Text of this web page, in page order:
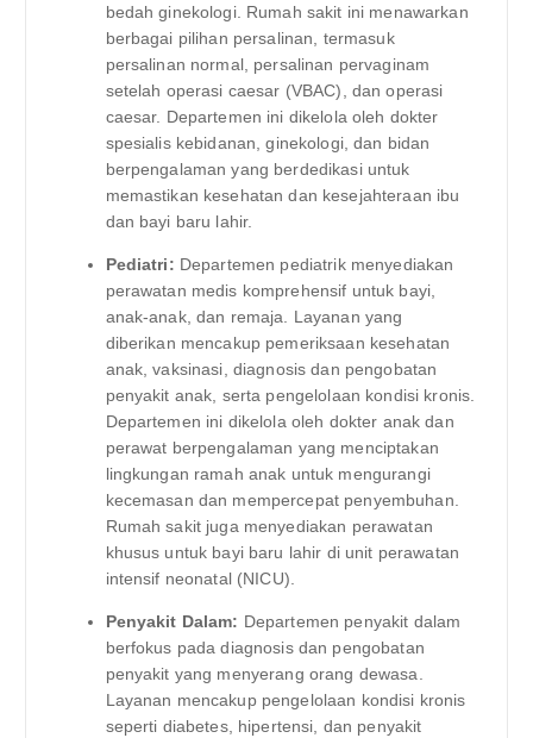
bedah ginekologi. Rumah sakit ini menawarkan
berbagai pilihan persalinan, termasuk
persalinan normal, persalinan pervaginam
setelah operasi caesar (VBAC), dan operasi
caesar. Departemen ini dikelola oleh dokter
spesialis kebidanan, ginekologi, dan bidan
berpengalaman yang berdedikasi untuk
memastikan kesehatan dan kesejahteraan ibu
dan bayi baru lahir.
Pediatri: Departemen pediatrik menyediakan
perawatan medis komprehensif untuk bayi,
anak-anak, dan remaja. Layanan yang
diberikan mencakup pemeriksaan kesehatan
anak, vaksinasi, diagnosis dan pengobatan
penyakit anak, serta pengelolaan kondisi kronis.
Departemen ini dikelola oleh dokter anak dan
perawat berpengalaman yang menciptakan
lingkungan ramah anak untuk mengurangi
kecemasan dan mempercepat penyembuhan.
Rumah sakit juga menyediakan perawatan
khusus untuk bayi baru lahir di unit perawatan
intensif neonatal (NICU).
Penyakit Dalam: Departemen penyakit dalam
berfokus pada diagnosis dan pengobatan
penyakit yang menyerang orang dewasa.
Layanan mencakup pengelolaan kondisi kronis
seperti diabetes, hipertensi, dan penyakit